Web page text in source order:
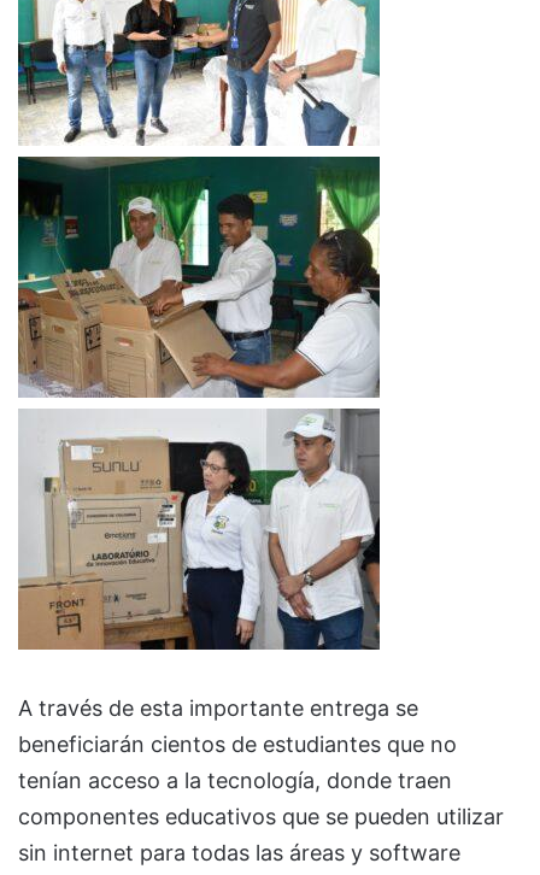
A través de esta importante entrega se
beneficiarán cientos de estudiantes que no
tenían acceso a la tecnología, donde traen
componentes educativos que se pueden utilizar
sin internet para todas las áreas y software